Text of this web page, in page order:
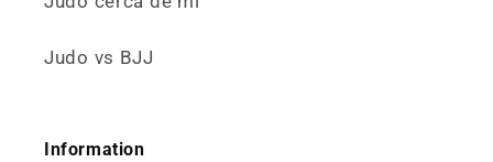
Judo vs BJJ
Information